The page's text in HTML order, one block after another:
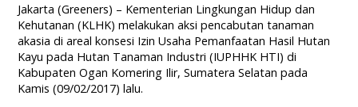
Jakarta (Greeners) – Kementerian Lingkungan Hidup dan
Kehutanan (KLHK) melakukan aksi pencabutan tanaman
akasia di areal konsesi Izin Usaha Pemanfaatan Hasil Hutan
Kayu pada Hutan Tanaman Industri (IUPHHK HTI) di
Kabupaten Ogan Komering Ilir, Sumatera Selatan pada
Kamis (09/02/2017) lalu.